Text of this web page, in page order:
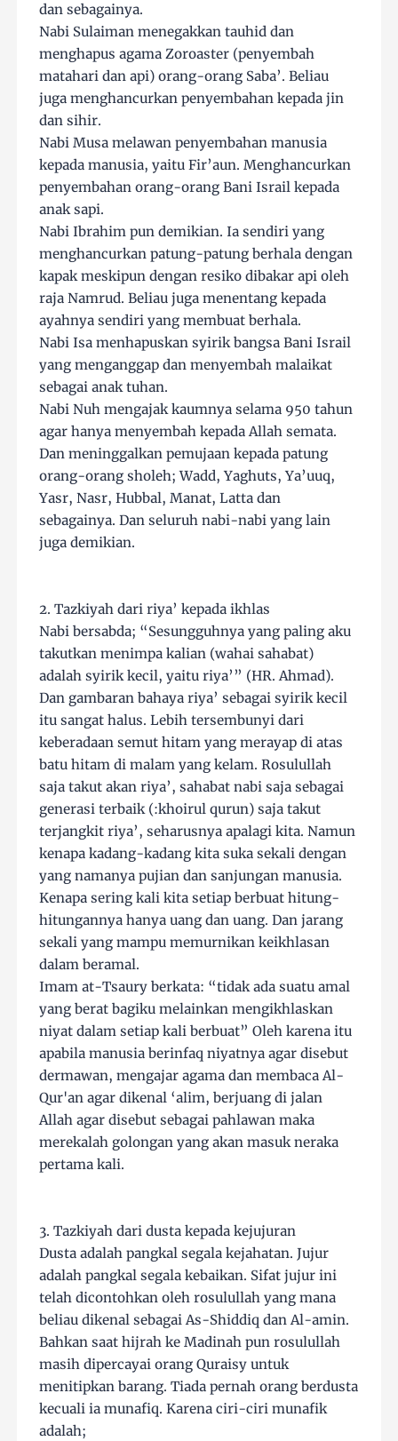
dan sebagainya.
Nabi Sulaiman menegakkan tauhid dan
menghapus agama Zoroaster (penyembah
matahari dan api) orang-orang Saba’. Beliau
juga menghancurkan penyembahan kepada jin
dan sihir.
Nabi Musa melawan penyembahan manusia
kepada manusia, yaitu Fir’aun. Menghancurkan
penyembahan orang-orang Bani Israil kepada
anak sapi.
Nabi Ibrahim pun demikian. Ia sendiri yang
menghancurkan patung-patung berhala dengan
kapak meskipun dengan resiko dibakar api oleh
raja Namrud. Beliau juga menentang kepada
ayahnya sendiri yang membuat berhala.
Nabi Isa menhapuskan syirik bangsa Bani Israil
yang menganggap dan menyembah malaikat
sebagai anak tuhan.
Nabi Nuh mengajak kaumnya selama 950 tahun
agar hanya menyembah kepada Allah semata.
Dan meninggalkan pemujaan kepada patung
orang-orang sholeh; Wadd, Yaghuts, Ya’uuq,
Yasr, Nasr, Hubbal, Manat, Latta dan
sebagainya. Dan seluruh nabi-nabi yang lain
juga demikian.
2. Tazkiyah dari riya’ kepada ikhlas
Nabi bersabda; “Sesungguhnya yang paling aku
takutkan menimpa kalian (wahai sahabat)
adalah syirik kecil, yaitu riya’” (HR. Ahmad).
Dan gambaran bahaya riya’ sebagai syirik kecil
itu sangat halus. Lebih tersembunyi dari
keberadaan semut hitam yang merayap di atas
batu hitam di malam yang kelam. Rosulullah
saja takut akan riya’, sahabat nabi saja sebagai
generasi terbaik (:khoirul qurun) saja takut
terjangkit riya’, seharusnya apalagi kita. Namun
kenapa kadang-kadang kita suka sekali dengan
yang namanya pujian dan sanjungan manusia.
Kenapa sering kali kita setiap berbuat hitung-
hitungannya hanya uang dan uang. Dan jarang
sekali yang mampu memurnikan keikhlasan
dalam beramal.
Imam at-Tsaury berkata: “tidak ada suatu amal
yang berat bagiku melainkan mengikhlaskan
niyat dalam setiap kali berbuat” Oleh karena itu
apabila manusia berinfaq niyatnya agar disebut
dermawan, mengajar agama dan membaca Al-
Qur'an agar dikenal ‘alim, berjuang di jalan
Allah agar disebut sebagai pahlawan maka
merekalah golongan yang akan masuk neraka
pertama kali.
3. Tazkiyah dari dusta kepada kejujuran
Dusta adalah pangkal segala kejahatan. Jujur
adalah pangkal segala kebaikan. Sifat jujur ini
telah dicontohkan oleh rosulullah yang mana
beliau dikenal sebagai As-Shiddiq dan Al-amin.
Bahkan saat hijrah ke Madinah pun rosulullah
masih dipercayai orang Quraisy untuk
menitipkan barang. Tiada pernah orang berdusta
kecuali ia munafiq. Karena ciri-ciri munafik
adalah;